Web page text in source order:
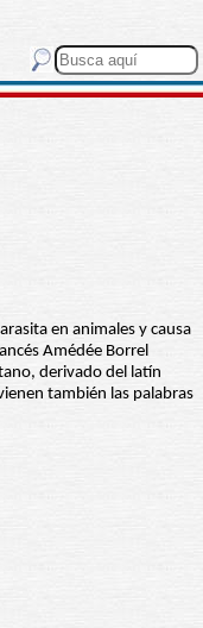
en animales y causa
Amédée Borrel
derivado del latín
también las palabras